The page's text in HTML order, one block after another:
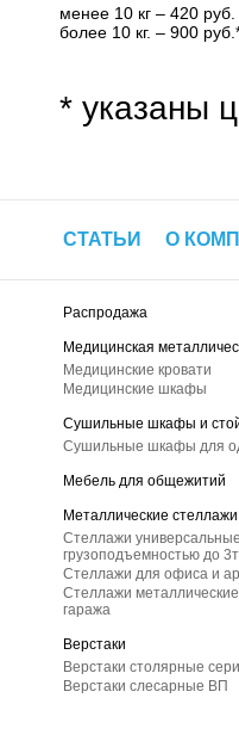
менее 10 кг – 420 руб.
более 10 кг. – 900
* указаны
СТАТЬИ О
Распродажа
Медицинская
Медицинские кровати
Медицинские шкафы
Сушильные шкафы и
Сушильные шкафы для
Мебель для общежитий
Металлические стеллажи
Стеллажи
грузоподъемностью до
Стеллажи для офиса и
Стеллажи
гаража
Верстаки
Верстаки столярные
Верстаки слесарные ВП